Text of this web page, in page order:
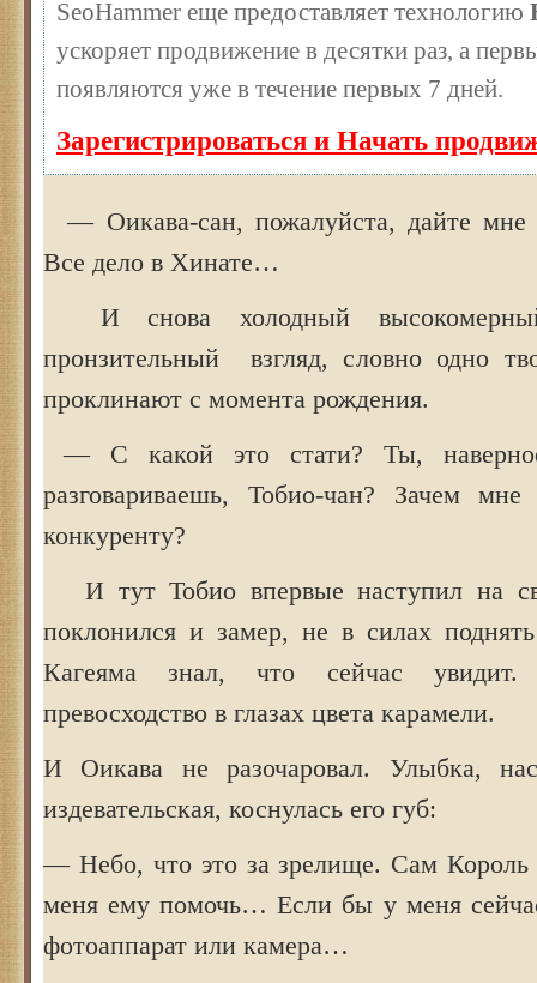
SeoHammer еще предоставляет технологию
ускоряет продвижение в десятки раз, а
появляются уже в течение первых 7 дней.
Зарегистрироваться и Начать
— Оикава-сан, пожалуйста, дайте мне
Все дело в Хинате…
И снова холодный
пронзительный взгляд, словно одно
проклинают с момента рождения.
— С какой это стати? Ты,
разговариваешь, Тобио-чан? Зачем мне
конкуренту?
И тут Тобио впервые наступил на
поклонился и замер, не в силах
Кагеяма знал, что сейчас увидит.
превосходство в глазах цвета карамели.
И Оикава не разочаровал. Улыбка,
издевательская, коснулась его губ:
— Небо, что это за зрелище. Сам Король
меня ему помочь… Если бы у меня
фотоаппарат или камера…